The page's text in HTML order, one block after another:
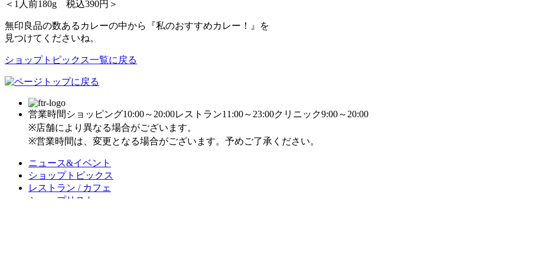
＜1人前180g 税込390円＞
無印良品の数あるカレーの中から『私のおすすめカレー！』を
見つけてくださいね。
ショップトピックス一覧に戻る
営業時間 ショッピング10:00～20:00レストラン11:00～23:00クリニック9:00～20:00
※店舗により異なる場合がございます。
※営業時間は、変更となる場合がございます。予めご了承ください。
ニュース&イベント
ショップトピックス
レストラン / カフェ
ショップリスト